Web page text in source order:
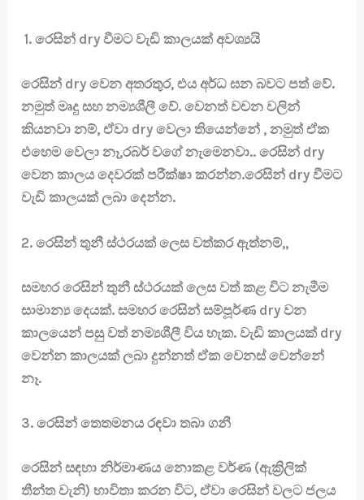
1. රෙසින් dry වීමට වැඩි කාලයක් අවශ්‍යයි
රෙසින් dry වෙන අතරතුර, එය අර්ධ ඝන බවට පත් වේ.
නමුත් මෘදු සහ නම්‍යශීලී වේ. වෙනත් වචන වලින්
කියනවා නම්, ඒවා dry වෙලා තියෙන්නේ , නමුත් ඒක
එහෙම වෙලා නෑ,රබර් වගේ නැමෙනවා.. රෙසින් dry
වෙන කාලය දෙවරක් පරීක්ෂා කරන්න.රෙසින් dry වීමට
වැඩි කාලයක් ලබා දෙන්න.
2. රෙසින් තුනී ස්ථරයක් ලෙස වත්කර ඇත්නම්,,
සමහර රෙසින් තුනී ස්ථරයක් ලෙස වත් කළ විට නැමීම
සාමාන්‍ය දෙයක්. සමහර රෙසින් සම්පූර්ණ dry වන
කාලයෙන් පසු වත් නම්‍යශීලී විය හැක. වැඩි කාලයක් dry
වෙන්න කාලයක් ලබා දුන්නත් ඒක වෙනස් වෙන්නේ
නෑ.
3. රෙසින් තෙතමනය රඳවා තබා ගනී
රෙසින් සඳහා නිර්මාණය නොකළ වර්ණ (ඇක්‍රිලික්
තීන්ත වැනි) භාවිතා කරන විට, ඒවා රෙසින් වලට ජලය